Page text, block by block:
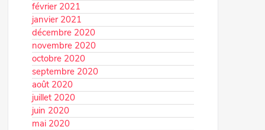
février 2021
janvier 2021
décembre 2020
novembre 2020
octobre 2020
septembre 2020
août 2020
juillet 2020
juin 2020
mai 2020